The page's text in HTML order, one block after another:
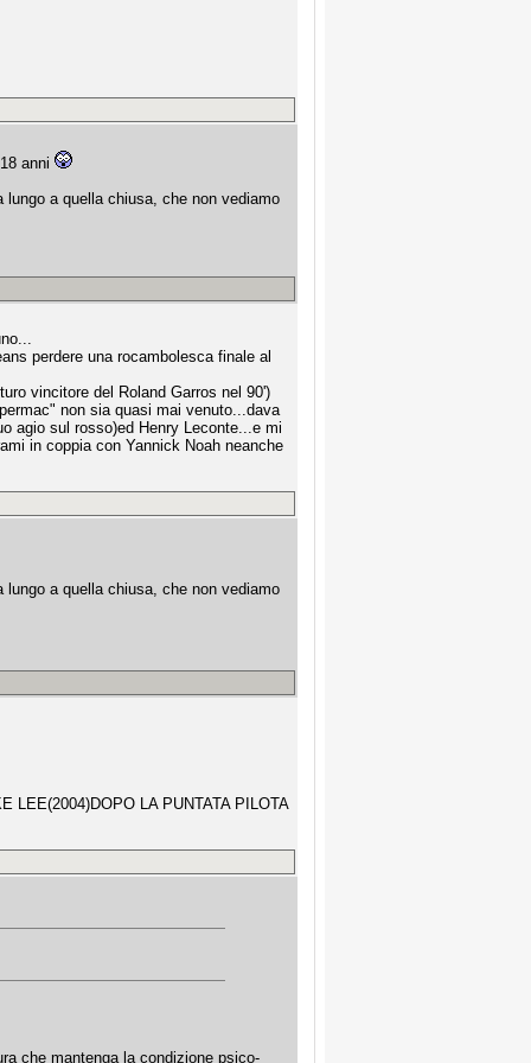
anni
a quella chiusa, che non vediamo
perdere una rocambolesca finale al
vincitore del Roland Garros nel 90')
non sia quasi mai venuto...dava
agio sul rosso)ed Henry Leconte...e mi
in coppia con Yannick Noah neanche
a quella chiusa, che non vediamo
LEE(2004)DOPO LA PUNTATA PILOTA
che mantenga la condizione psico-